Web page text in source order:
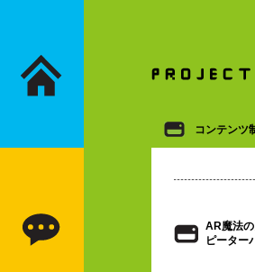
コンテンツ
AR魔法
ピーター